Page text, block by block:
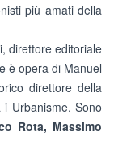
più amati della
direttore editoriale
è opera di Manuel
direttore della
i Urbanisme. Sono
Rota, Massimo